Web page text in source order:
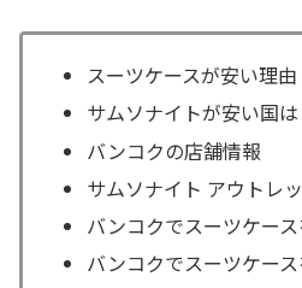
スーツケースが安い理由
サムソナイトが安い国は
バンコクの店舗情報
サムソナイト アウトレ
バンコクでスーツケー
バンコクでスーツケー